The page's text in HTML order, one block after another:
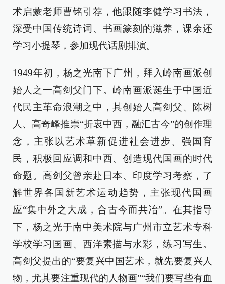
术启蒙老师曹铭引荐，他跟随李健学习书法，
深受中国传统诗词、书画篆刻的滋养，课余还
学习小提琴，参加现代话剧排演。
1949年初，杨之光南下广州，拜入岭南画派创
始人之一高剑父门下。岭南画派诞生于中国近
代民主革命浪潮之中，其创始人高剑父、陈树
人、高奇峰推崇“折衷中西，融汇古今”的创作理
念，主张以艺术革新促进社会进步、强国育
民，积极回应调和中西、创造现代国画的时代
命题。高剑父曾亲赴日本、印度学习考察，了
解世界各国新艺术运动趋势，主张现代国画
应“集中外之大成，合古今而共冶”。在其指导
下，杨之光于南中美术院与广州市立艺术专科
学校学习国画、西洋素描与水彩，练习写生。
高剑父提出的“要复兴中国艺术，就先要复兴人
物，尤其要注重现代的人物画”“我们要写些有血